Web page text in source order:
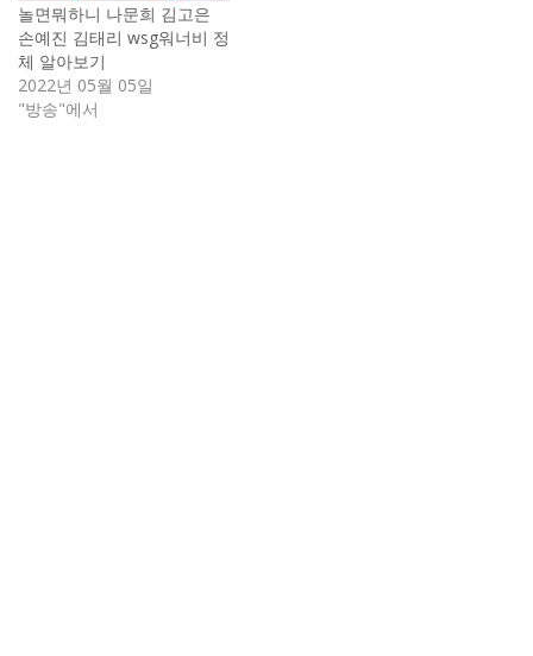
놀면뭐하니 나문희 김고은
손예진 김태리 wsg워너비 정
체 알아보기
2022년 05월 05일
"방송"에서